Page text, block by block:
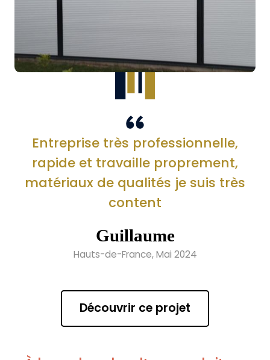
Entreprise très professionnelle,
rapide et travaille proprement,
matériaux de qualités je suis très
content
Guillaume
Hauts-de-France, Mai 2024
Découvrir ce projet